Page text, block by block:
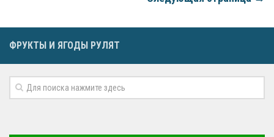
ФРУКТЫ И ЯГОДЫ РУЛЯТ